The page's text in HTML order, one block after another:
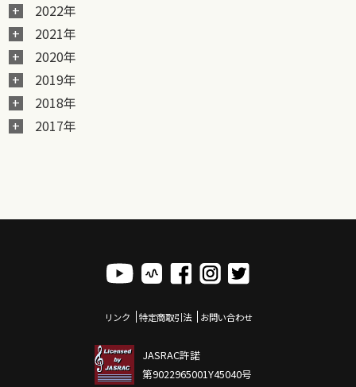
2022年
2021年
2020年
2019年
2018年
2017年
リンク 特定商取引法 お問い合わせ
JASRAC許諾
第9022965001Y45040号